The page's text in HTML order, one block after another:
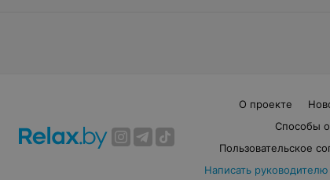
О проекте
Способы
Пользовательское
Написать